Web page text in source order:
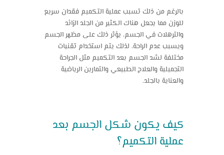
بالرغم من ذلك تسبب عملية التكميم فقدان سريع
للوزن مما يجعل هناك الكثير من الجلد الزائد
والترهلات في الجسم، يؤثر ذلك على مظهر الجسم
ويسبب عدم الراحة، لذلك يتم استخدام تقنيات
مختلفة لشد الجسم بعد التكميم مثل الجراحة
التجميلية والعلاج الطبيعي والتمارين الرياضية
والعناية بالجلد.
كيف يكون شكل الجسم بعد
عملية التكميم؟